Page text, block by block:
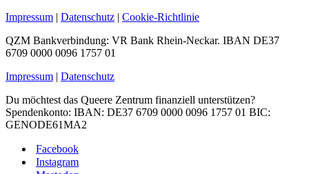
Impressum | Datenschutz | Cookie-Richtlinie
QZM Bankverbindung: VR Bank Rhein-Neckar. IBAN DE37
6709 0000 0096 1757 01
Impressum | Datenschutz
Du möchtest das Queere Zentrum finanziell unterstützen?
Spendenkonto: IBAN: DE37 6709 0000 0096 1757 01 BIC:
GENODE61MA2
Facebook
Instagram